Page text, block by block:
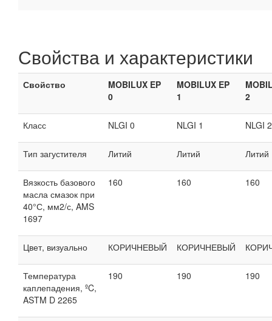
Свойства и характеристики
Свойство
MOBILUX EP
0
MOBILUX EP
1
2
Класс NLGI 0 NLGI 1 NLGI 2
Тип загустителя Литий Литий Литий
Вязкость базового
масла смазок при
40°С, мм2/с, AMS
1697
160 160 160
Цвет, визуально КОРИЧНЕВЫЙ КОРИЧНЕВЫЙ
Температура
каплепадения, ºC,
ASTM D 2265
190 190 190